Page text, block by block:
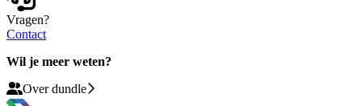
Vragen?
Contact
Wil je meer weten?
Over dundle